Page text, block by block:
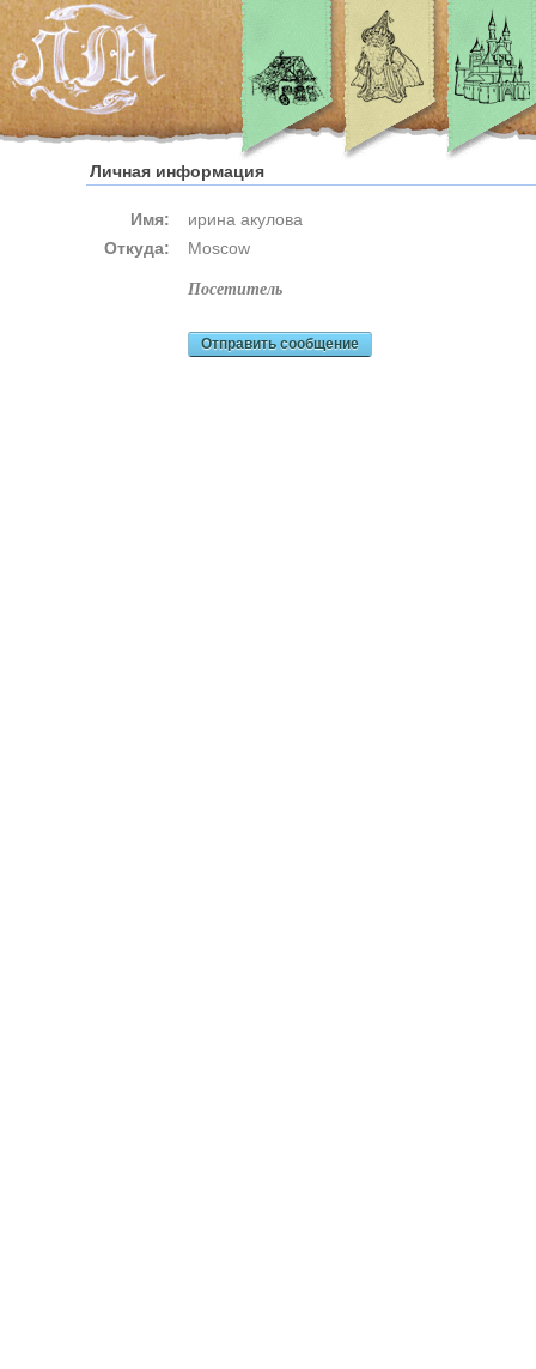
Личная информация
Имя:
ирина акулова
Откуда:
Moscow
посетитель
Отправить сообщение